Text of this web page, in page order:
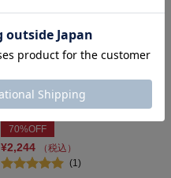
ャツ「くまのプーさん」
ディズニー/Disney
70%OFF
¥2,244
（税込）
(1)